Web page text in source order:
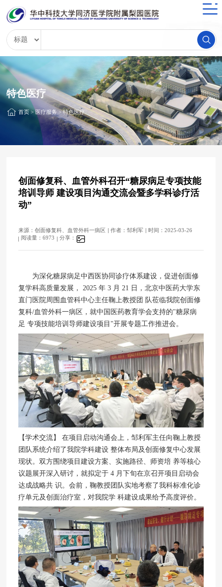
特色医疗
首页>医疗服务>特色医疗
创面修复科、血管外科召开“糖尿病足专项技能
培训导师 建设项目沟通交流会暨多学科诊疗活
动”
来源：创面修复科、血管外科一病区 作者：邹利军
时间：2025-03-26
阅读量：6973
分享：
为深化糖尿病足中西医协同诊疗体系建设，促进创面修
复学科高质量发展， 2025 年 3 月 21 日，北京中医药大学东
直门医院周围血管科中心主任鞠上教授团 队莅临我院创面修
复科/血管外科一病区，就中国医药教育学会支持的"糖尿病
足 专项技能培训导师建设项目"开展专题工作推进会。
【学术交流】 在项目启动沟通会上，邹利军主任向鞠上教授
团队系统介绍了我院学科建设 整体布局及创面修复中心发展
现状。双方围绕项目建设方案、实施路径、师资培 养等核心
议题展开深入研讨，就拟定于 4 月下旬在京召开项目启动会
达成战略共 识。会前，鞠教授团队实地考察了我科标准化诊
疗单元及创面治疗室，对我院学 科建设成果给予高度评价。